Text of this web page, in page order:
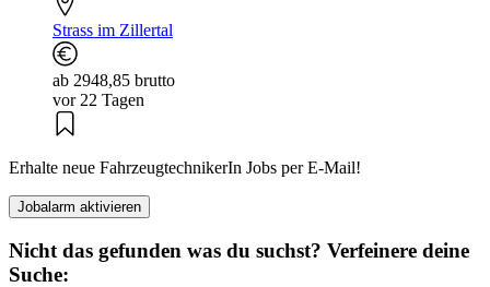
Strass im Zillertal
ab 2948,85 brutto
vor 22 Tagen
Erhalte neue FahrzeugtechnikerIn Jobs per E-Mail!
Jobalarm aktivieren
Nicht das gefunden was du suchst? Verfeinere deine
Suche: